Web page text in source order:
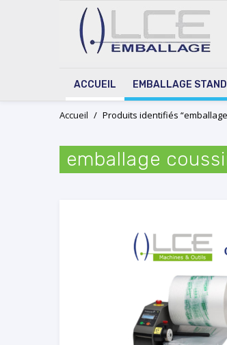
ACCUEIL EMBALLAGE
Skip
Accueil / Produits identifiés
emballage